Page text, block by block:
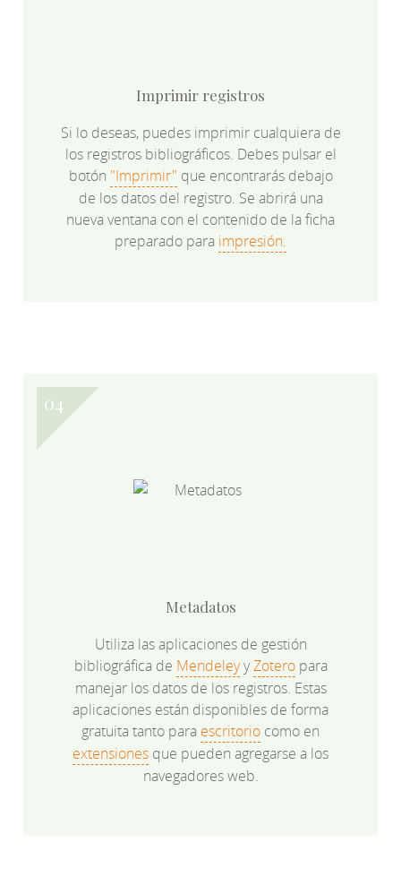
Imprimir registros
Si lo deseas, puedes imprimir cualquiera de
los registros bibliográficos. Debes pulsar el
botón "Imprimir" que encontrarás debajo
de los datos del registro. Se abrirá una
nueva ventana con el contenido de la ficha
preparado para impresión.
Metadatos
Utiliza las aplicaciones de gestión
bibliográfica de MendeleyyZoteropara
manejar los datos de los registros. Estas
aplicaciones están disponibles de forma
gratuita tanto para escritorio como en
extensiones que pueden agregarse a los
navegadores web.